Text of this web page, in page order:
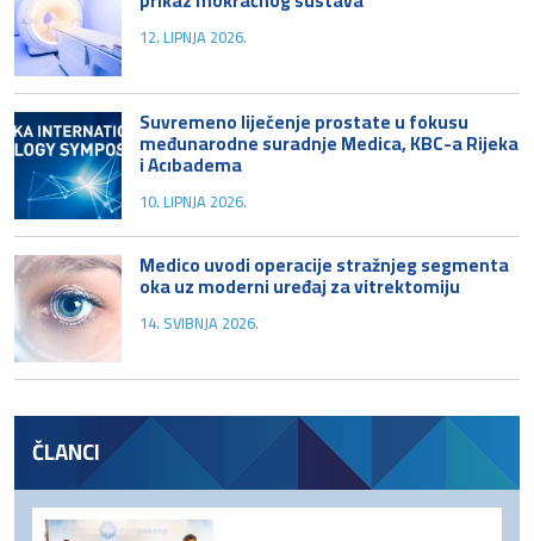
12. LIPNJA 2026.
Suvremeno liječenje prostate u fokusu
međunarodne suradnje Medica, KBC-a Rijeka
i Acıbadema
10. LIPNJA 2026.
Medico uvodi operacije stražnjeg segmenta
oka uz moderni uređaj za vitrektomiju
14. SVIBNJA 2026.
ČLANCI